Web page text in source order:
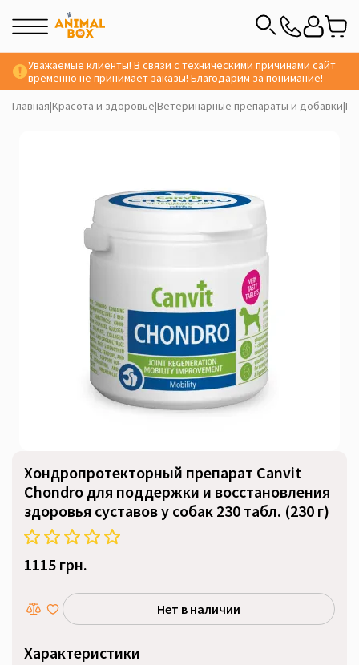
Уважаемые клиенты! В связи с техническими причинами сайт
временно не принимает заказы! Благодарим за понимание!
Главная|Красота и здоровье|Ветеринарные препараты и добавки|
Хондропротекторный препарат Canvit
Chondro для поддержки и восстановления
здоровья суставов у собак 230 табл. (230 г)
1115 грн.
Нет в наличии
Характеристики